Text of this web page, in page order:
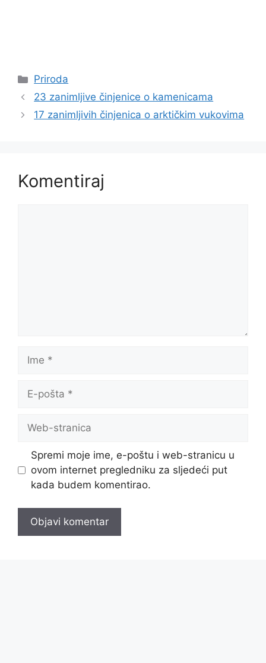
Kategorije
Priroda
23 zanimljive činjenice o kamenicama
17 zanimljivih činjenica o arktičkim vukovima
Komentiraj
Ime
pošta
Web-
Spremi moje ime, e-poštu i web-stranicu u
ovom internet pregledniku za sljedeći put
kada budem komentirao.